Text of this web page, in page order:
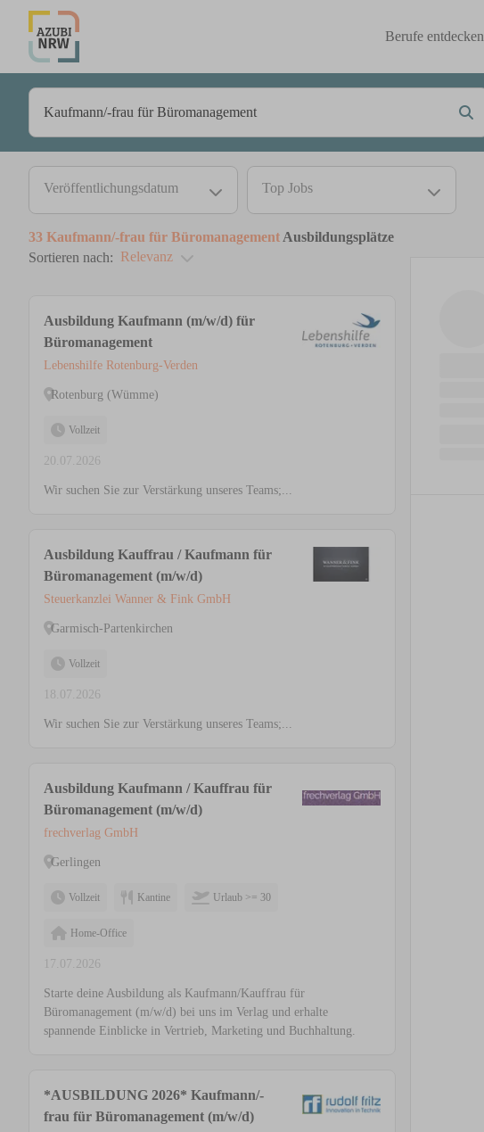
Berufe entdecken
Veröffentlichungsdatum Top Jobs
33 Kaufmann/-frau für Büromanagement Ausbildungsplätze
Sortieren nach: Relevanz
Ausbildung Kaufmann (m/w/d) für
Büromanagement
Lebenshilfe Rotenburg-Verden
Rotenburg (Wümme)
Vollzeit
20.07.2026
Wir suchen Sie zur Verstärkung unseres Teams;...
Ausbildung Kauffrau / Kaufmann für
Büromanagement (m/w/d)
Steuerkanzlei Wanner & Fink GmbH
Garmisch-Partenkirchen
Vollzeit
18.07.2026
Wir suchen Sie zur Verstärkung unseres Teams;...
Ausbildung Kaufmann / Kauffrau für
Büromanagement (m/w/d)
frechverlag GmbH
Gerlingen
Vollzeit Kantine Urlaub >= 30
Home-Office
17.07.2026
Starte deine Ausbildung als Kaufmann/Kauffrau für
Büromanagement (m/w/d) bei uns im Verlag und erhalte
spannende Einblicke in Vertrieb, Marketing und Buchhaltung.
*AUSBILDUNG 2026* Kaufmann/-
frau für Büromanagement (m/w/d)